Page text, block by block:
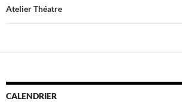
Atelier Théatre
CALENDRIER